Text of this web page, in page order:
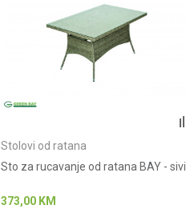
Stolovi od ratana
Sto za rucavanje od ratana BAY - sivi
373,00 KM